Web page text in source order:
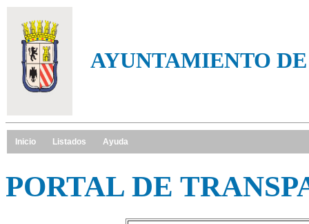
AYUNTAMIENTO
Inicio Listados Ayuda
PORTAL DE